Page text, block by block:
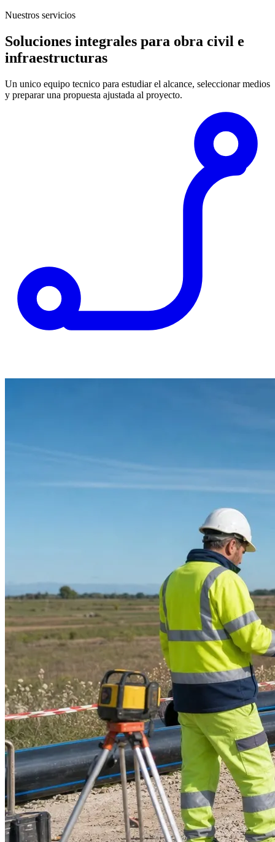
Nuestros servicios
Soluciones integrales para obra civil e
infraestructuras
Un unico equipo tecnico para estudiar el alcance, seleccionar medios
y preparar una propuesta ajustada al proyecto.